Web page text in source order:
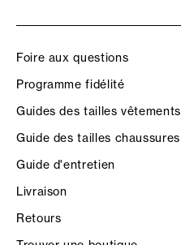
Foire aux questions
Programme fidélité
Guides des tailles vêtements
Guide des tailles chaussures
Guide d'entretien
Livraison
Retours